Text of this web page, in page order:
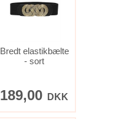
Bredt elastikbælte
- sort
189,00 DKK